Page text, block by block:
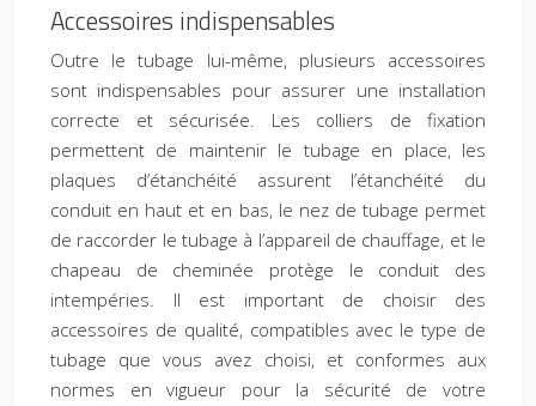
Accessoires indispensables
Outre le tubage lui-même, plusieurs accessoires
sont indispensables pour assurer une installation
correcte et sécurisée. Les colliers de fixation
permettent de maintenir le tubage en place, les
plaques d’étanchéité assurent l’étanchéité du
conduit en haut et en bas, le nez de tubage permet
de raccorder le tubage à l’appareil de chauffage, et le
chapeau de cheminée protège le conduit des
intempéries. Il est important de choisir des
accessoires de qualité, compatibles avec le type de
tubage que vous avez choisi, et conformes aux
normes en vigueur pour la sécurité de votre